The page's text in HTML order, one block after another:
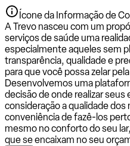
Ícone da Informação de
A Trevo nasceu com um
serviços de saúde uma
especialmente aqueles sem
transparência, qualidade e
para que você possa zelar
Desenvolvemos uma
decisão de onde realizar seus
consideração a qualidade dos
conveniência de fazê-los
mesmo no conforto do seu
que se encaixam no seu